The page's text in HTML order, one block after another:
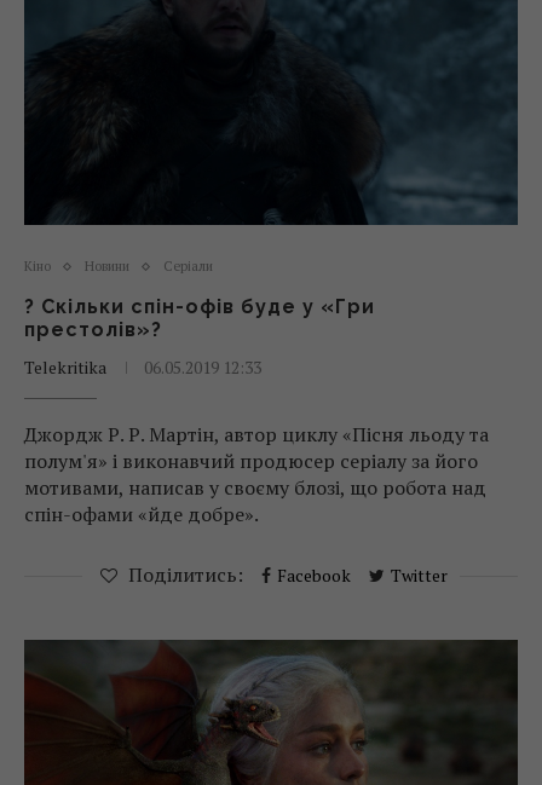
Кіно Новини Серіали
? Скільки спін-офів буде у «Гри
престолів»?
Telekritika
06.05.2019 12:33
Джордж Р. Р. Мартін, автор циклу «Пісня льоду та
полум'я» і виконавчий продюсер серіалу за його
мотивами, написав у своєму блозі, що робота над
спін-офами «йде добре».
Поділитись: Facebook Twitter